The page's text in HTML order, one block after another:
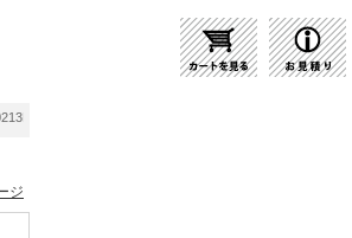
| 商品紹介 | 照明器具の通販・インテリア照明の通信
ジ